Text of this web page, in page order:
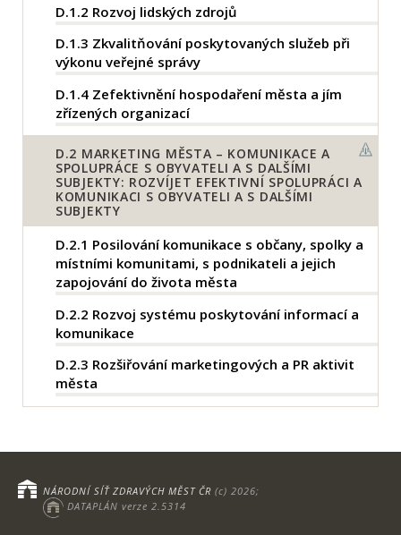
D.1.2 Rozvoj lidských zdrojů
D.1.3 Zkvalitňování poskytovaných služeb při
výkonu veřejné správy
D.1.4 Zefektivnění hospodaření města a jím
zřízených organizací
D.2 MARKETING MĚSTA – KOMUNIKACE A
SPOLUPRÁCE S OBYVATELI A S DALŠÍMI
SUBJEKTY: ROZVÍJET EFEKTIVNÍ SPOLUPRÁCI A
KOMUNIKACI S OBYVATELI A S DALŠÍMI
SUBJEKTY
D.2.1 Posilování komunikace s občany, spolky a
místními komunitami, s podnikateli a jejich
zapojování do života města
D.2.2 Rozvoj systému poskytování informací a
komunikace
D.2.3 Rozšiřování marketingových a PR aktivit
města
NÁRODNÍ SÍŤ ZDRAVÝCH MĚST ČR (c) 2026;
DATAPLÁN verze 2.5314